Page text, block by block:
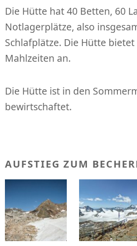
Die Hütte hat 40 Betten, 60
Notlagerplätze, also
Schlafplätze. Die Hütte
Mahlzeiten an.
Die Hütte ist in den
bewirtschaftet.
AUFSTIEG ZUM